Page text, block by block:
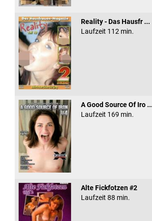
Reality - Das Hausfr ...
Laufzeit 112 min.
A Good Source Of Iro ...
Laufzeit 169 min.
Alte Fickfotzen #2
Laufzeit 88 min.